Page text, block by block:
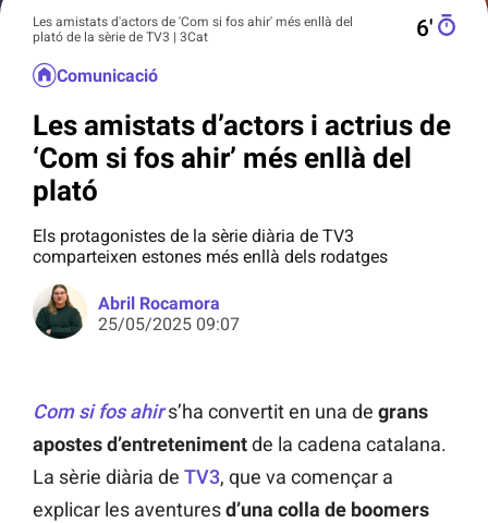
Les amistats d'actors de 'Com si fos ahir' més enllà del
plató de la sèrie de TV3 | 3Cat
6′
Comunicació
Les amistats d’actors i actrius de
‘Com si fos ahir’ més enllà del
plató
Els protagonistes de la sèrie diària de TV3
comparteixen estones més enllà dels rodatges
Abril Rocamora
25/05/2025 09:07
Com si fos ahirs’ha convertit en una de grans
apostes d’entretenimentde la cadena catalana.
La sèrie diària de TV3, que va començar a
explicar les aventuresd’una colla de boomers